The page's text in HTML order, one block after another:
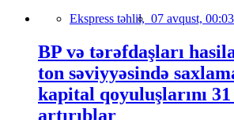
Ekspress təhlil, 07 avqust, 00:03
BP və tərəfdaşları
ton səviyyəsində
kapital qoyuluşlarını
artırıblar